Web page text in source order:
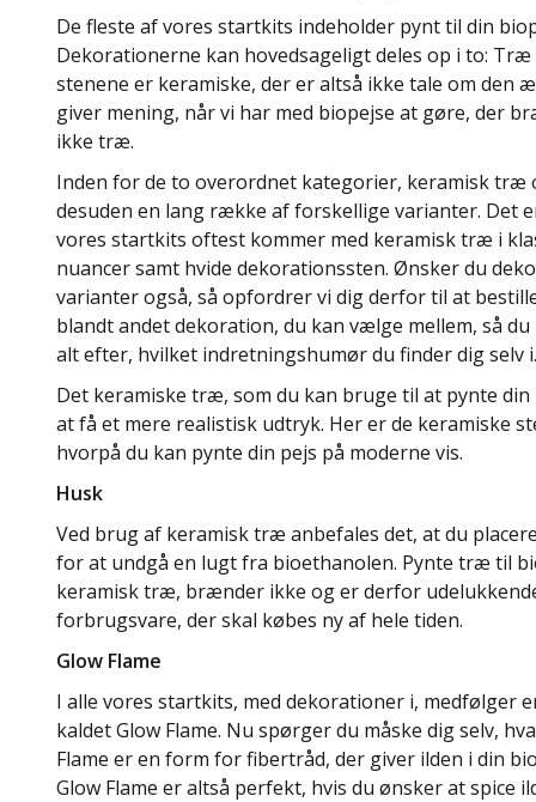
De fleste af vores startkits indeholder pynt til din
Dekorationerne kan hovedsageligt deles op i to:
stenene er keramiske, der er altså ikke tale om den
giver mening, når vi har med biopejse at gøre, der
ikke træ.
Inden for de to overordnet kategorier, keramisk træ
desuden en lang række af forskellige varianter. Det
vores startkits oftest kommer med keramisk træ i
nuancer samt hvide dekorationssten. Ønsker du
varianter også, så opfordrer vi dig derfor til at
blandt andet dekoration, du kan vælge mellem, så
alt efter, hvilket indretningshumør du finder dig selv i.
Det keramiske træ, som du kan bruge til at pynte
at få et mere realistisk udtryk. Her er de keramiske
hvorpå du kan pynte din pejs på moderne vis.
Husk
Ved brug af keramisk træ anbefales det, at du
for at undgå en lugt fra bioethanolen. Pynte træ til
keramisk træ, brænder ikke og er derfor
forbrugsvare, der skal købes ny af hele tiden.
Glow Flame
I alle vores startkits, med dekorationer i, medfølger
kaldet Glow Flame. Nu spørger du måske dig selv,
Flame er en form for fibertråd, der giver ilden i din
Glow Flame er altså perfekt, hvis du ønsker at spice